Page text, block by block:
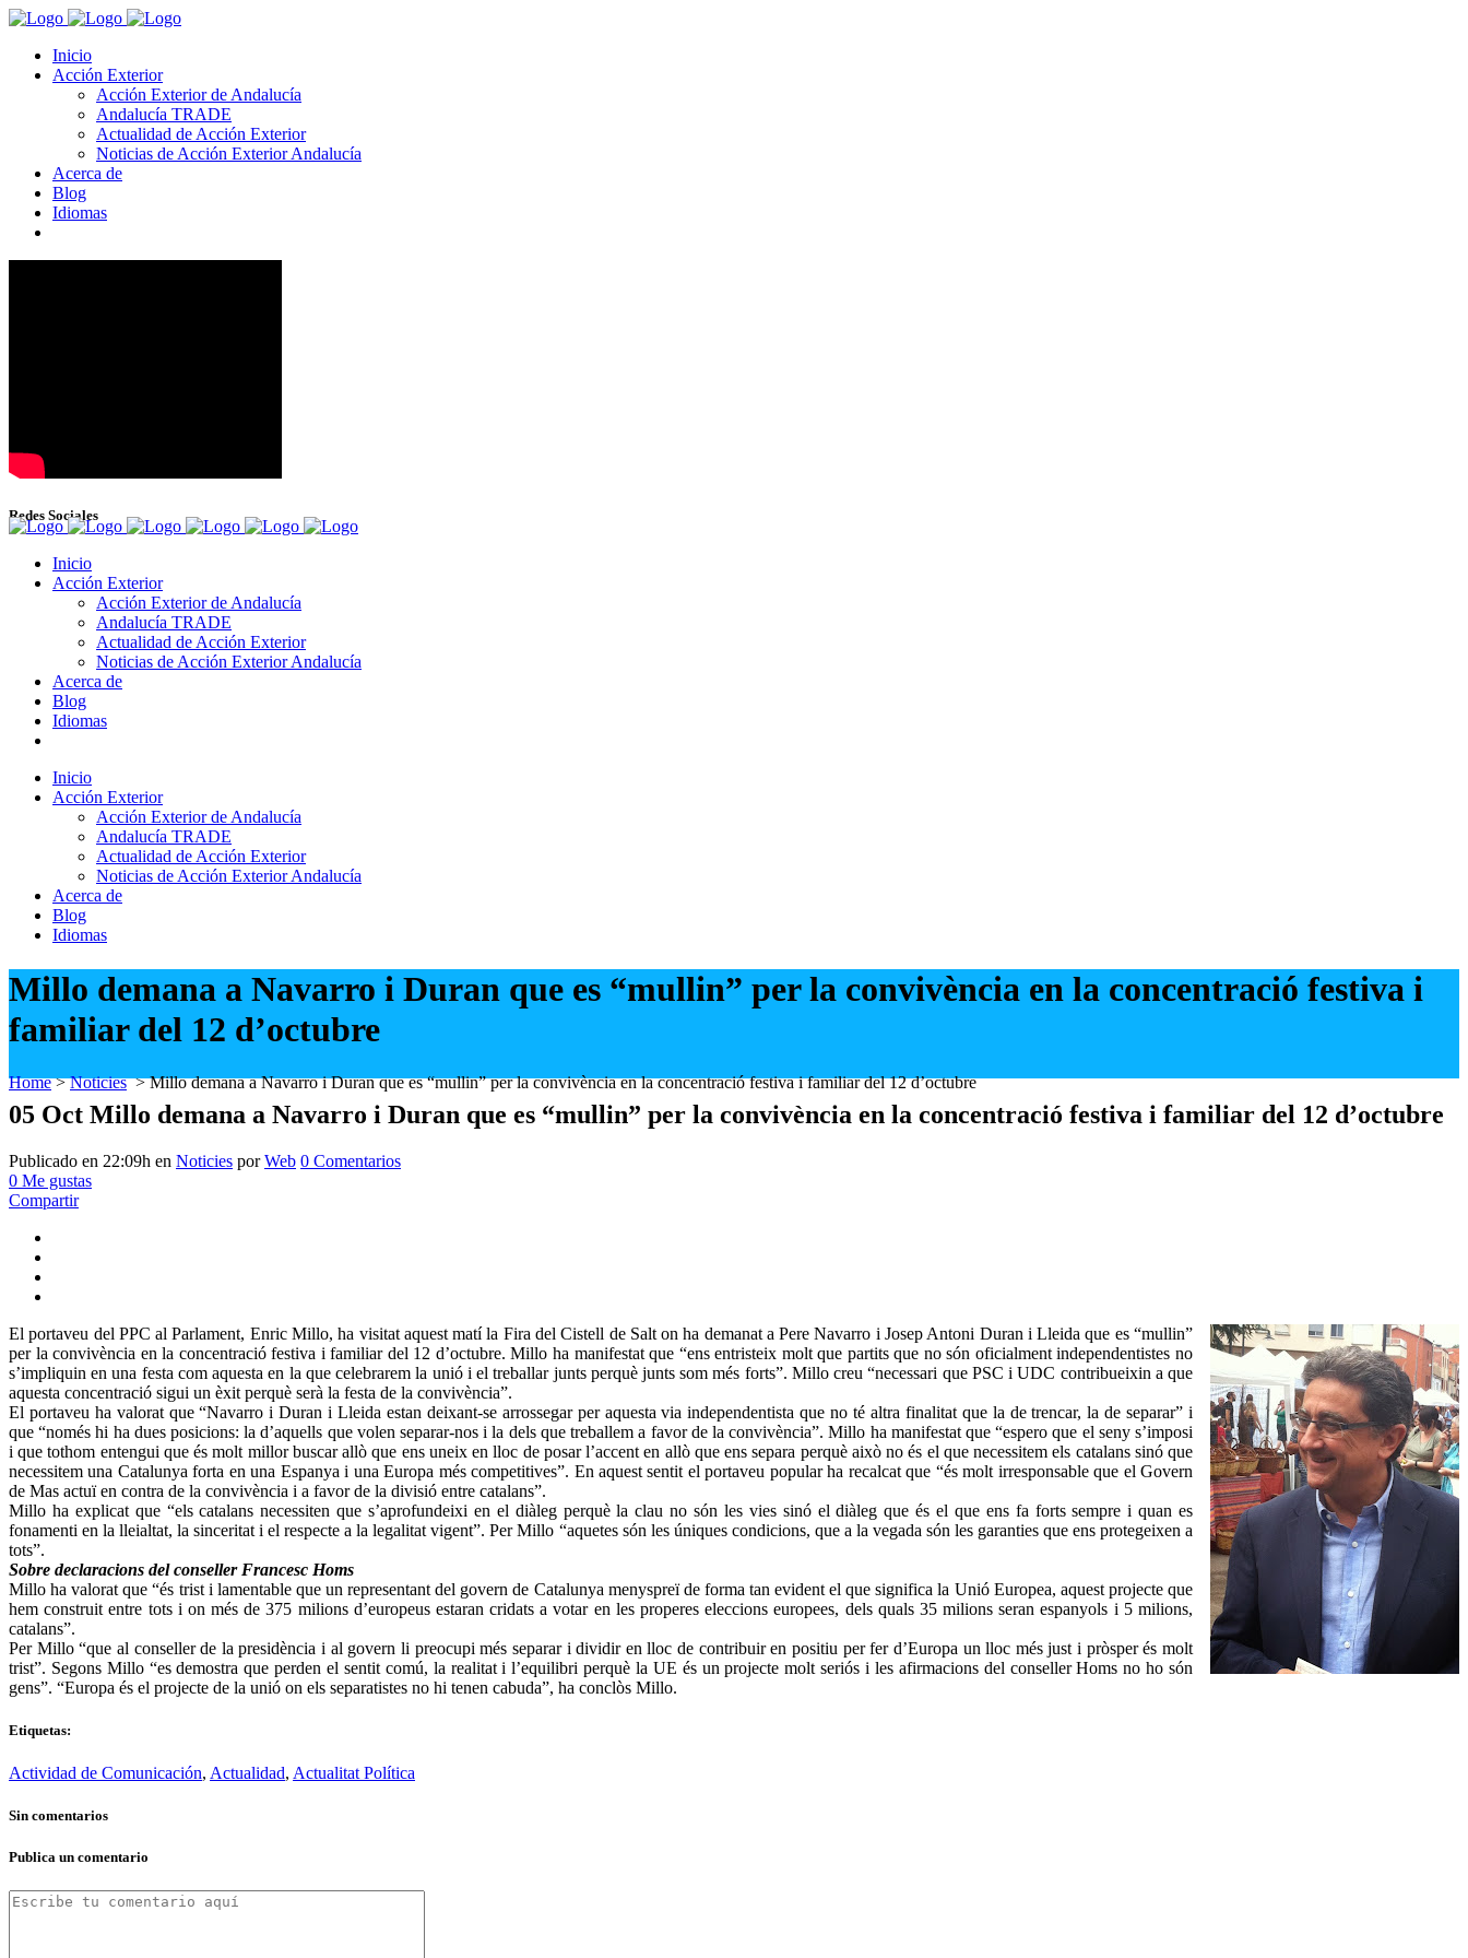
Inicio
Acción Exterior
Acción Exterior de Andalucía
Andalucía TRADE
Actualidad de Acción Exterior
Noticias de Acción Exterior Andalucía
Acerca de
Blog
Idiomas
Redes Sociales
Inicio
Acción Exterior
Acción Exterior de Andalucía
Andalucía TRADE
Actualidad de Acción Exterior
Noticias de Acción Exterior Andalucía
Acerca de
Blog
Idiomas
Inicio
Acción Exterior
Acción Exterior de Andalucía
Andalucía TRADE
Actualidad de Acción Exterior
Noticias de Acción Exterior Andalucía
Acerca de
Blog
Idiomas
Millo demana a Navarro i Duran que es “mullin” per la convivència en la concentració festiva i
familiar del 12 d’octubre
Home>Noticies >Millo demana a Navarro i Duran que es “mullin” per la convivència en la concentració festiva i familiar del 12 d’octubre
05 Oct Millo demana a Navarro i Duran que es “mullin” per la convivència en la concentració festiva i familiar del 12 d’octubre
Publicado en 22:09h en Noticies porWeb 0 Comentarios
0 Me gustas
Compartir
El portaveu del PPC al Parlament, Enric Millo, ha visitat aquest matí la Fira del Cistell de Salt on ha demanat a Pere Navarro i Josep Antoni Duran i Lleida que es “mullin”
per la convivència en la concentració festiva i familiar del 12 d’octubre. Millo ha manifestat que “ens entristeix molt que partits que no són oficialment independentistes no
s’impliquin en una festa com aquesta en la que celebrarem la unió i el treballar junts perquè junts som més forts”. Millo creu “necessari que PSC i UDC contribueixin a que
aquesta concentració sigui un èxit perquè serà la festa de la convivència”.
El portaveu ha valorat que “Navarro i Duran i Lleida estan deixant-se arrossegar per aquesta via independentista que no té altra finalitat que la de trencar, la de separar” i
que “només hi ha dues posicions: la d’aquells que volen separar-nos i la dels que treballem a favor de la convivència”. Millo ha manifestat que “espero que el seny s’imposi
i que tothom entengui que és molt millor buscar allò que ens uneix en lloc de posar l’accent en allò que ens separa perquè això no és el que necessitem els catalans sinó que
necessitem una Catalunya forta en una Espanya i una Europa més competitives”. En aquest sentit el portaveu popular ha recalcat que “és molt irresponsable que el Govern
de Mas actuï en contra de la convivència i a favor de la divisió entre catalans”.
Millo ha explicat que “els catalans necessiten que s’aprofundeixi en el diàleg perquè la clau no són les vies sinó el diàleg que és el que ens fa forts sempre i quan es
fonamenti en la lleialtat, la sinceritat i el respecte a la legalitat vigent”. Per Millo “aquetes són les úniques condicions, que a la vegada són les garanties que ens protegeixen a
tots”.
Sobre declaracions del conseller Francesc Homs
Millo ha valorat que “és trist i lamentable que un representant del govern de Catalunya menyspreï de forma tan evident el que significa la Unió Europea, aquest projecte que
hem construit entre tots i on més de 375 milions d’europeus estaran cridats a votar en les properes eleccions europees, dels quals 35 milions seran espanyols i 5 milions,
catalans”.
Per Millo “que al conseller de la presidència i al govern li preocupi més separar i dividir en lloc de contribuir en positiu per fer d’Europa un lloc més just i pròsper és molt
trist”. Segons Millo “es demostra que perden el sentit comú, la realitat i l’equilibri perquè la UE és un projecte molt seriós i les afirmacions del conseller Homs no ho són
gens”. “Europa és el projecte de la unió on els separatistes no hi tenen cabuda”, ha conclòs Millo.
Etiquetas:
Actividad de Comunicación, Actualidad, Actualitat Política
Sin comentarios
Publica un comentario